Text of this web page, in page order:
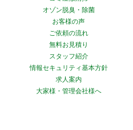
オゾン脱臭・除菌
お客様の声
ご依頼の流れ
無料お見積り
スタッフ紹介
情報セキュリティ基本方針
求人案内
大家様・管理会社様へ